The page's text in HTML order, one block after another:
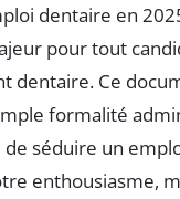
dentaire en
pour tout
dentaire. Ce
formalité
de séduire un
enthousiasme,